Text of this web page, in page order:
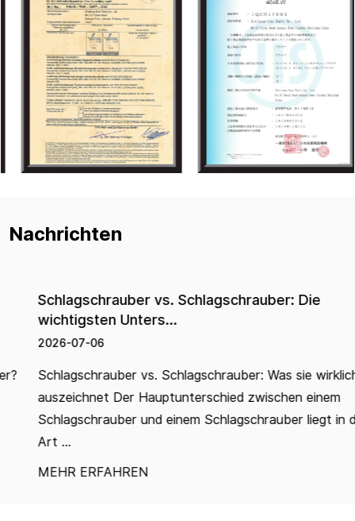
Nachrichten
Schlagschrauber vs. Schlagschrauber: Die
wichtigsten Unters...
2026-07-06
Schlagschrauber vs. Schlagschrauber: Was sie wirklich
auszeichnet Der Hauptunterschied zwischen einem
Schlagschrauber und einem Schlagschrauber liegt in der
Art ...
MEHR ERFAHREN